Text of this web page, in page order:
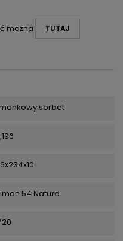
można TUTAJ
sorbet
54 Nature